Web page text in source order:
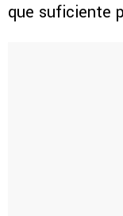
que suficiente